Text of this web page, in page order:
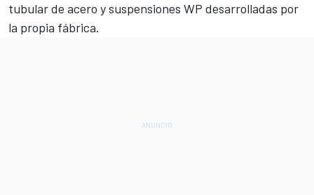
tubular de acero y suspensiones WP desarrolladas por
la propia fábrica.